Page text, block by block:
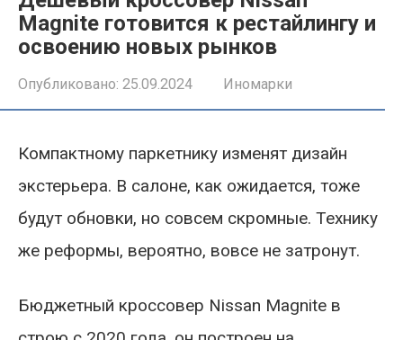
Magnite готовится к рестайлингу и
освоению новых рынков
Опубликовано: 25.09.2024 Иномарки
Компактному паркетнику изменят дизайн
экстерьера. В салоне, как ожидается, тоже
будут обновки, но совсем скромные. Технику
же реформы, вероятно, вовсе не затронут.
Бюджетный кроссовер Nissan Magnite в